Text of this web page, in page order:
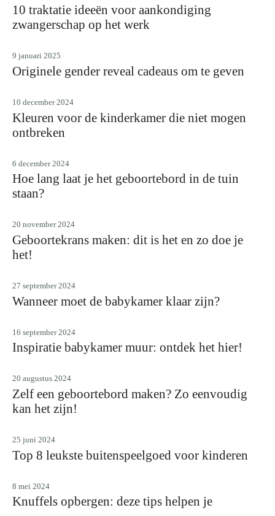
10 traktatie ideeën voor aankondiging
zwangerschap op het werk
9 januari 2025
Originele gender reveal cadeaus om te geven
10 december 2024
Kleuren voor de kinderkamer die niet mogen
ontbreken
6 december 2024
Hoe lang laat je het geboortebord in de tuin
staan?
20 november 2024
Geboortekrans maken: dit is het en zo doe je
het!
27 september 2024
Wanneer moet de babykamer klaar zijn?
16 september 2024
Inspiratie babykamer muur: ontdek het hier!
20 augustus 2024
Zelf een geboortebord maken? Zo eenvoudig
kan het zijn!
25 juni 2024
Top 8 leukste buitenspeelgoed voor kinderen
8 mei 2024
Knuffels opbergen: deze tips helpen je